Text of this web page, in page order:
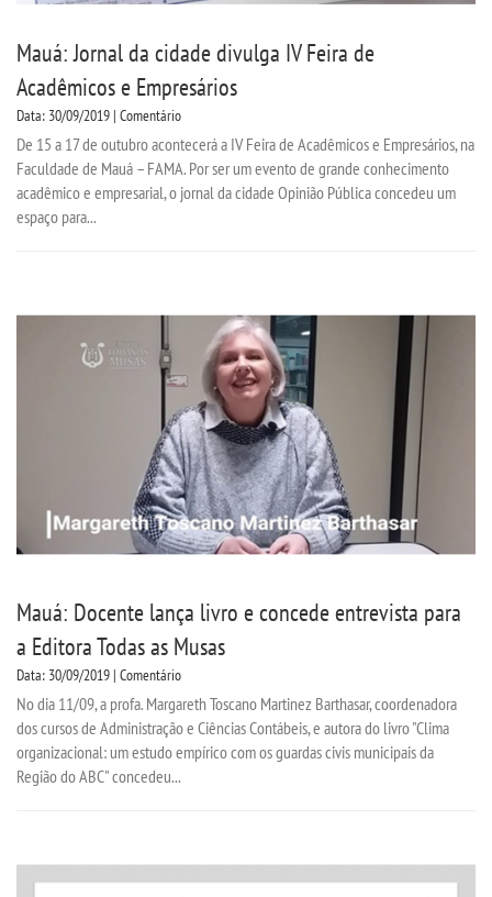
Mauá: Jornal da cidade divulga IV Feira de
Acadêmicos e Empresários
Data: 30/09/2019 | Comentário
De 15 a 17 de outubro acontecerá a IV Feira de Acadêmicos e Empresários, na
Faculdade de Mauá – FAMA. Por ser um evento de grande conhecimento
acadêmico e empresarial, o jornal da cidade Opinião Pública concedeu um
espaço para...
Mauá: Docente lança livro e concede entrevista para
a Editora Todas as Musas
Data: 30/09/2019 | Comentário
No dia 11/09, a profa. Margareth Toscano Martinez Barthasar, coordenadora
dos cursos de Administração e Ciências Contábeis, e autora do livro "Clima
organizacional: um estudo empírico com os guardas civis municipais da
Região do ABC" concedeu...